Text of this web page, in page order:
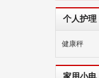
个人护理
健康秤